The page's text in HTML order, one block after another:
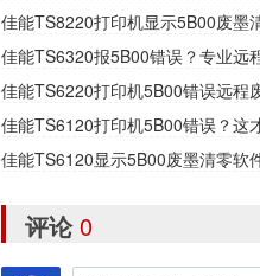
佳能TS8220打印机显示5B00废墨
佳能TS6320报5B00错误？专业远
佳能TS6220打印机5B00错误远程
佳能TS6120打印机5B00错误？这
佳能TS6120显示5B00废墨清零软
评论 0